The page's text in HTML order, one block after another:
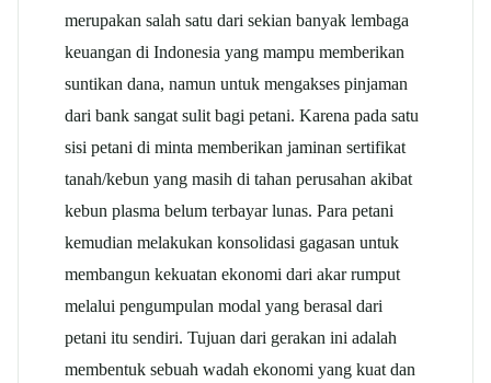
merupakan salah satu dari sekian banyak lembaga
keuangan di Indonesia yang mampu memberikan
suntikan dana, namun untuk mengakses pinjaman
dari bank sangat sulit bagi petani. Karena pada satu
sisi petani di minta memberikan jaminan sertifikat
tanah/kebun yang masih di tahan perusahan akibat
kebun plasma belum terbayar lunas. Para petani
kemudian melakukan konsolidasi gagasan untuk
membangun kekuatan ekonomi dari akar rumput
melalui pengumpulan modal yang berasal dari
petani itu sendiri. Tujuan dari gerakan ini adalah
membentuk sebuah wadah ekonomi yang kuat dan